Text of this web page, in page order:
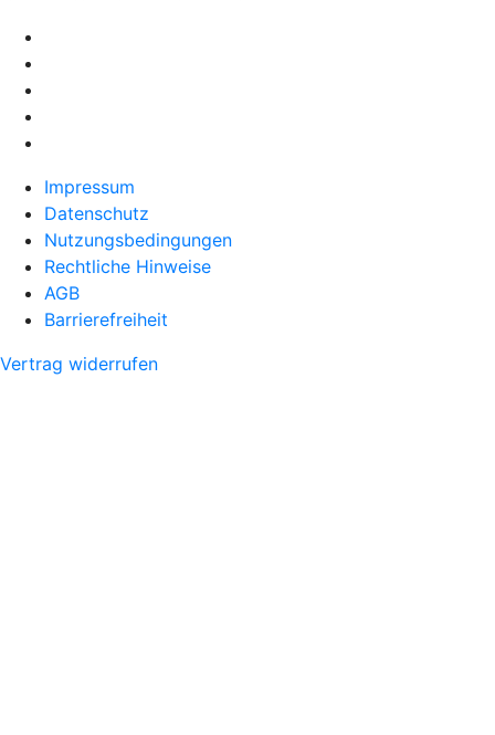
Impressum
Datenschutz
Nutzungsbedingungen
Rechtliche Hinweise
AGB
Barrierefreiheit
Vertrag widerrufen